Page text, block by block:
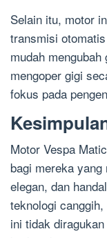
Selain itu, motor
transmisi
mudah
mengoper gigi
fokus pada
Motor Vespa
bagi mereka
elegan, dan
teknologi
ini tidak